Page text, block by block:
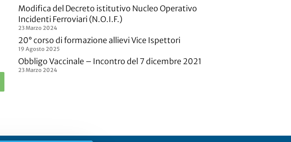
Modifica del Decreto istitutivo Nucleo Operativo
Incidenti Ferroviari (N.O.I.F.)
23 Marzo 2024
20° corso di formazione allievi Vice Ispettori
19 Agosto 2025
Obbligo Vaccinale – Incontro del 7 dicembre 2021
23 Marzo 2024